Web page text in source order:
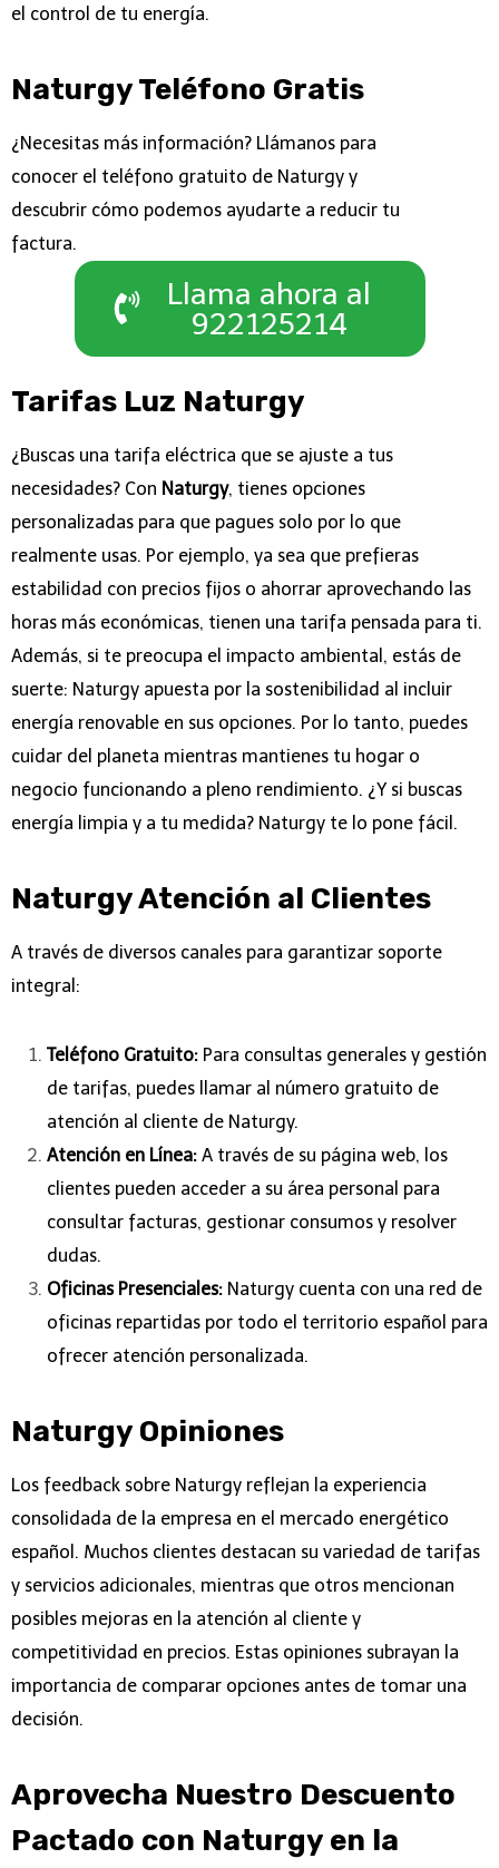
el control de tu energía.
Naturgy Teléfono Gratis
¿Necesitas más información? Llámanos para
conocer el teléfono gratuito de Naturgy y
descubrir cómo podemos ayudarte a reducir tu
factura.
Llama ahora al
922125214
Tarifas Luz Naturgy
¿Buscas una tarifa eléctrica que se ajuste a tus
necesidades? Con Naturgy, tienes opciones
personalizadas para que pagues solo por lo que
realmente usas. Por ejemplo, ya sea que prefieras
estabilidad con precios fijos o ahorrar aprovechando las
horas más económicas, tienen una tarifa pensada para ti.
Además, si te preocupa el impacto ambiental, estás de
suerte: Naturgy apuesta por la sostenibilidad al incluir
energía renovable en sus opciones. Por lo tanto, puedes
cuidar del planeta mientras mantienes tu hogar o
negocio funcionando a pleno rendimiento. ¿Y si buscas
energía limpia y a tu medida? Naturgy te lo pone fácil.
Naturgy Atención al Clientes
A través de diversos canales para garantizar soporte
integral:
Teléfono Gratuito: Para consultas generales y gestión
de tarifas, puedes llamar a l número gratuito de
atención al cliente de Naturgy.
Atención en Línea: A través de su página web, los
clientes pueden acceder a su área personal para
consultar facturas, gestionar consumos y resolver
dudas.
Oficinas Presenciales: Naturgy cuenta con una red de
oficinas repartidas por todo el territorio español para
ofrecer atención personalizada.
Naturgy Opiniones
Los feedback sobre Naturgy reflejan la experiencia
consolidada de la empresa en el mercado energético
español. Muchos clientes destacan su variedad de tarifas
y servicios adicionales, mientras que otros mencionan
posibles mejoras en la atención al cliente y
competitividad en precios. Estas opiniones subrayan la
importancia de comparar opciones antes de tomar una
decisión.
Aprovecha Nuestro Descuento
Pactado con Naturgy en la